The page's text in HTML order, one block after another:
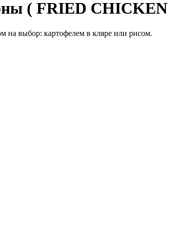
( FRIED
на выбор: картофелем в кляре или рисом.